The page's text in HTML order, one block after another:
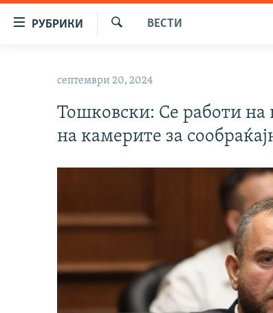
пребарување
РУБРИКИ
ВИЗУЕЛНО
ПОДКАСТ ЗОШТО?
ВЕСТИ
септември 20, 2024
Тошковски: Се работи на
на камерите за